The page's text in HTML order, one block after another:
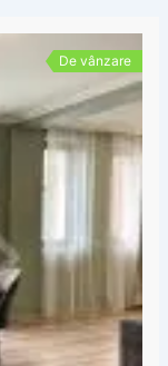
De vânzare